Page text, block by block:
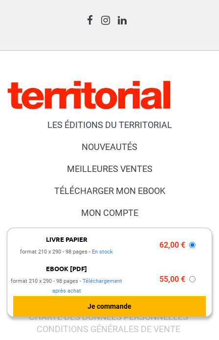
LIVRE PAPIER
format 210 x 290 98 pages En stock
62,00 €
EBOOK [PDF]
format 210 x 290 98 pages
Téléchargement
après achat
55,00 €
LES ÉDITIONS DU TERRITORIAL
NOUVEAUTÉS
MEILLEURES VENTES
TÉLÉCHARGER MON EBOOK
MON COMPTE
FAQ
PRESSE ET PARTENARIATS
MENTIONS LÉGALES
CHARTE DES DONNÉES PERSONNELLES
CONDITIONS GÉNÉRALES DE VENTE